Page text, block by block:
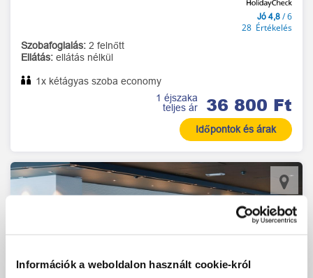
Információk a weboldalon használt cookie-król
Jó 4,8 / 6
28 Értékelés
Szobafoglalás: 2 felnőtt
Ellátás: ellátás nélkül
1x kétágyas szoba economy
1 éjszaka
teljes ár
36 800 Ft
Időpontok és árak